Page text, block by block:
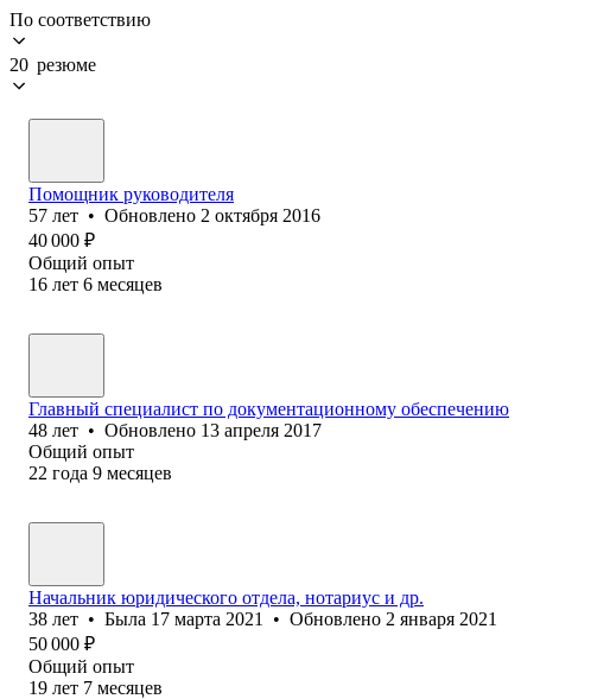
По соответствию
20 резюме
Помощник руководителя
57 лет • Обновлено 2 октября 2016
40 000 ₽
Общий опыт
16 лет 6 месяцев
Главный специалист по документационному обеспечению
48 лет • Обновлено 13 апреля 2017
Общий опыт
22 года 9 месяцев
Начальник юридического отдела, нотариус и др.
38 лет • Была 17 марта 2021 • Обновлено 2 января 2021
50 000 ₽
Общий опыт
19 лет 7 месяцев